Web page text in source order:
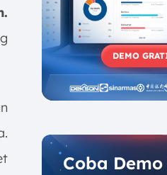
DEMO
Coba